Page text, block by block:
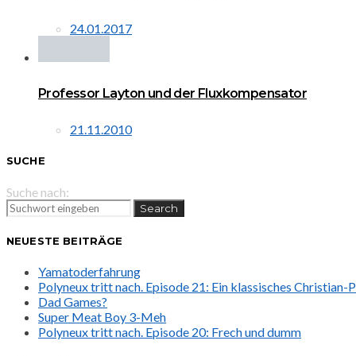
24.01.2017
Professor Layton und der Fluxkompensator
21.11.2010
SUCHE
Suche nach:
Search
NEUESTE BEITRÄGE
Yamatoderfahrung
Polyneux tritt nach. Episode 21: Ein klassisches Christian-
Dad Games?
Super Meat Boy 3-Meh
Polyneux tritt nach. Episode 20: Frech und dumm